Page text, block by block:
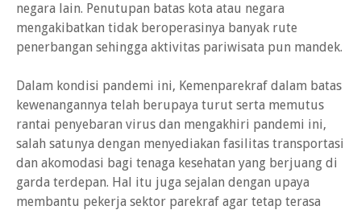
negara lain. Penutupan batas kota atau negara
mengakibatkan tidak beroperasinya banyak rute
penerbangan sehingga aktivitas pariwisata pun mandek.
Dalam kondisi pandemi ini, Kemenparekraf dalam batas
kewenangannya telah berupaya turut serta memutus
rantai penyebaran virus dan mengakhiri pandemi ini,
salah satunya dengan menyediakan fasilitas transportasi
dan akomodasi bagi tenaga kesehatan yang berjuang di
garda terdepan. Hal itu juga sejalan dengan upaya
membantu pekerja sektor parekraf agar tetap terasa